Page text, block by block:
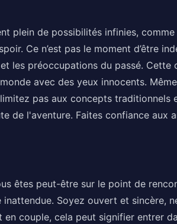
plein de possibilités infinies,
Ce n’est pas le moment d’être
les préoccupations du passé. Cette
avec des yeux innocents.
pas aux concepts traditionnels
de l'aventure. Faites confiance aux
êtes peut-être sur le point de
Soyez ouvert et sincère,
couple, cela peut signifier entrer